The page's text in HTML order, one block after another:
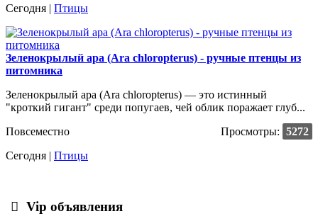
Сегодня | Птицы
Зеленокрылый ара (Ara chloropterus) - ручные птенцы из
питомника
Зеленокрылый ара (Ara chloropterus) — это истинный
"кроткий гигант" среди попугаев, чей облик поражает глуб...
Повсеместно
Просмотры: 5272
Сегодня | Птицы
Vip объявления